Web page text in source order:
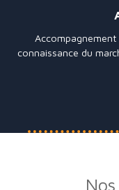
connaissance du